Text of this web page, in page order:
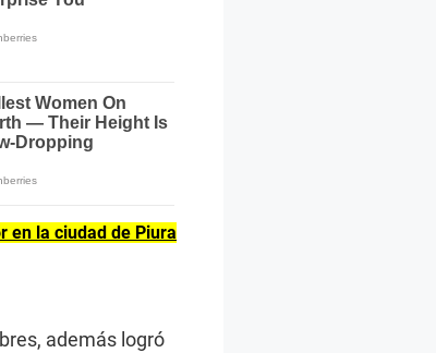
en la ciudad de Piura
además logró